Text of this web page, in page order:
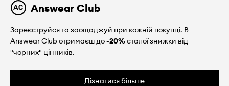
Answear Club
Зареєструйся та заощаджуй при кожній покупці. В
Answear Club отримаєш до-20%сталої знижки від
"чорних" цінників.
Дізнатися більше